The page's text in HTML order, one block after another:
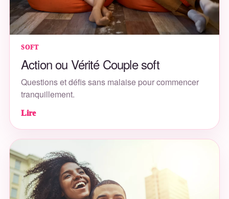
SOFT
Action ou Vérité Couple soft
Questions et défis sans malaise pour commencer
tranquillement.
Lire